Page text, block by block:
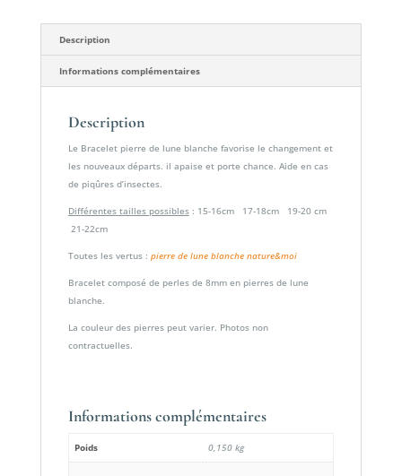
Description
Informations complémentaires
Description
Le Bracelet pierre de lune blanche favorise le changement et
les nouveaux départs. il apaise et porte chance. Aide en cas
de piqûres d’insectes.
Différentes tailles possibles: 15-16cm 17-18cm 19-20 cm
21-22cm
Toutes les vertus : pierre de lune blanche nature&moi
Bracelet composé de perles de 8mm en pierres de lune
blanche.
La couleur des pierres peut varier. Photos non
contractuelles.
Informations complémentaires
Poids 0,150 kg